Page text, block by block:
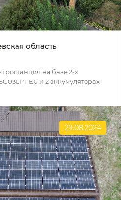
область
на базе 2-х
EU и 2 аккумуляторах
29.08.2024